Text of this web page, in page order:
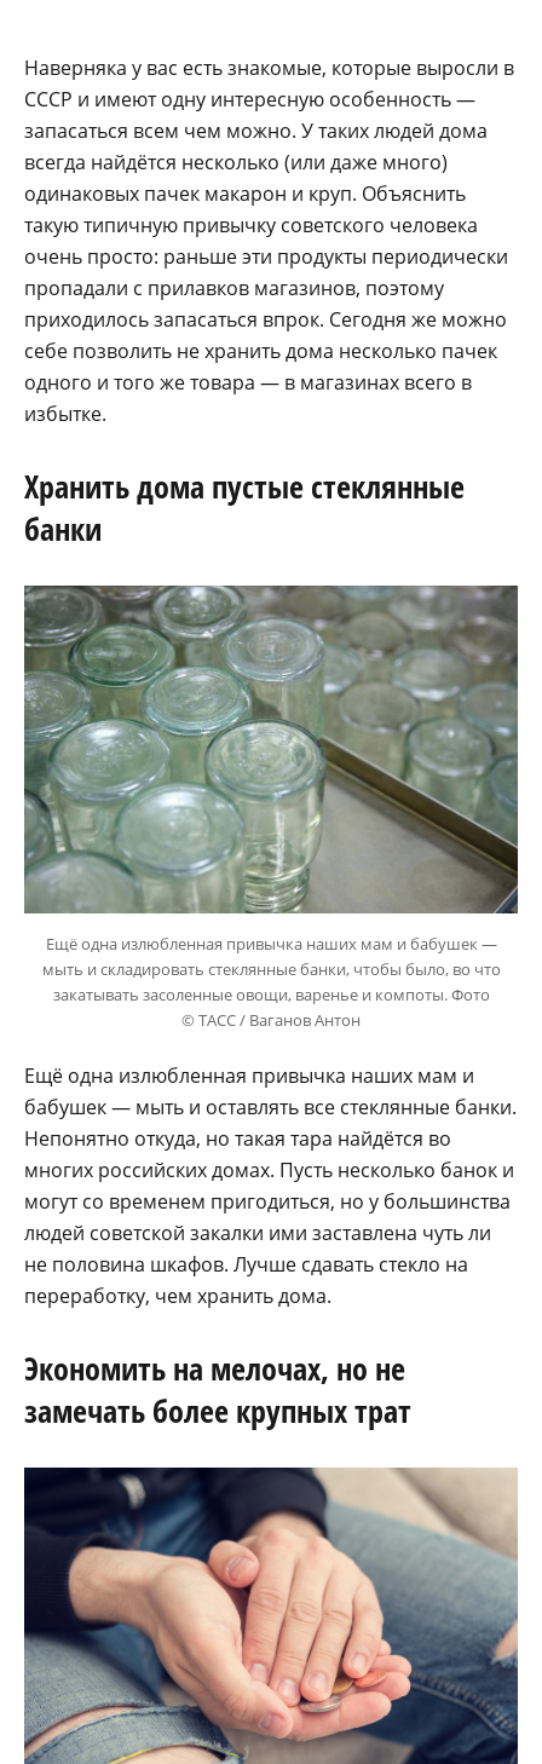
Наверняка у вас есть знакомые, которые выросли в
СССР и имеют одну интересную особенность —
запасаться всем чем можно. У таких людей дома
всегда найдётся несколько (или даже много)
одинаковых пачек макарон и круп. Объяснить
такую типичную привычку советского человека
очень просто: раньше эти продукты периодически
пропадали с прилавков магазинов, поэтому
приходилось запасаться впрок. Сегодня же можно
себе позволить не хранить дома несколько пачек
одного и того же товара — в магазинах всего в
избытке.
Хранить дома пустые стеклянные
банки
Ещё одна излюбленная привычка наших мам и бабушек —
мыть и складировать стеклянные банки, чтобы было, во что
закатывать засоленные овощи, варенье и компоты. Фото
© ТАСС / Ваганов Антон
Ещё одна излюбленная привычка наших мам и
бабушек — мыть и оставлять все стеклянные банки.
Непонятно откуда, но такая тара найдётся во
многих российских домах. Пусть несколько банок и
могут со временем пригодиться, но у большинства
людей советской закалки ими заставлена чуть ли
не половина шкафов. Лучше сдавать стекло на
переработку, чем хранить дома.
Экономить на мелочах, но не
замечать более крупных трат